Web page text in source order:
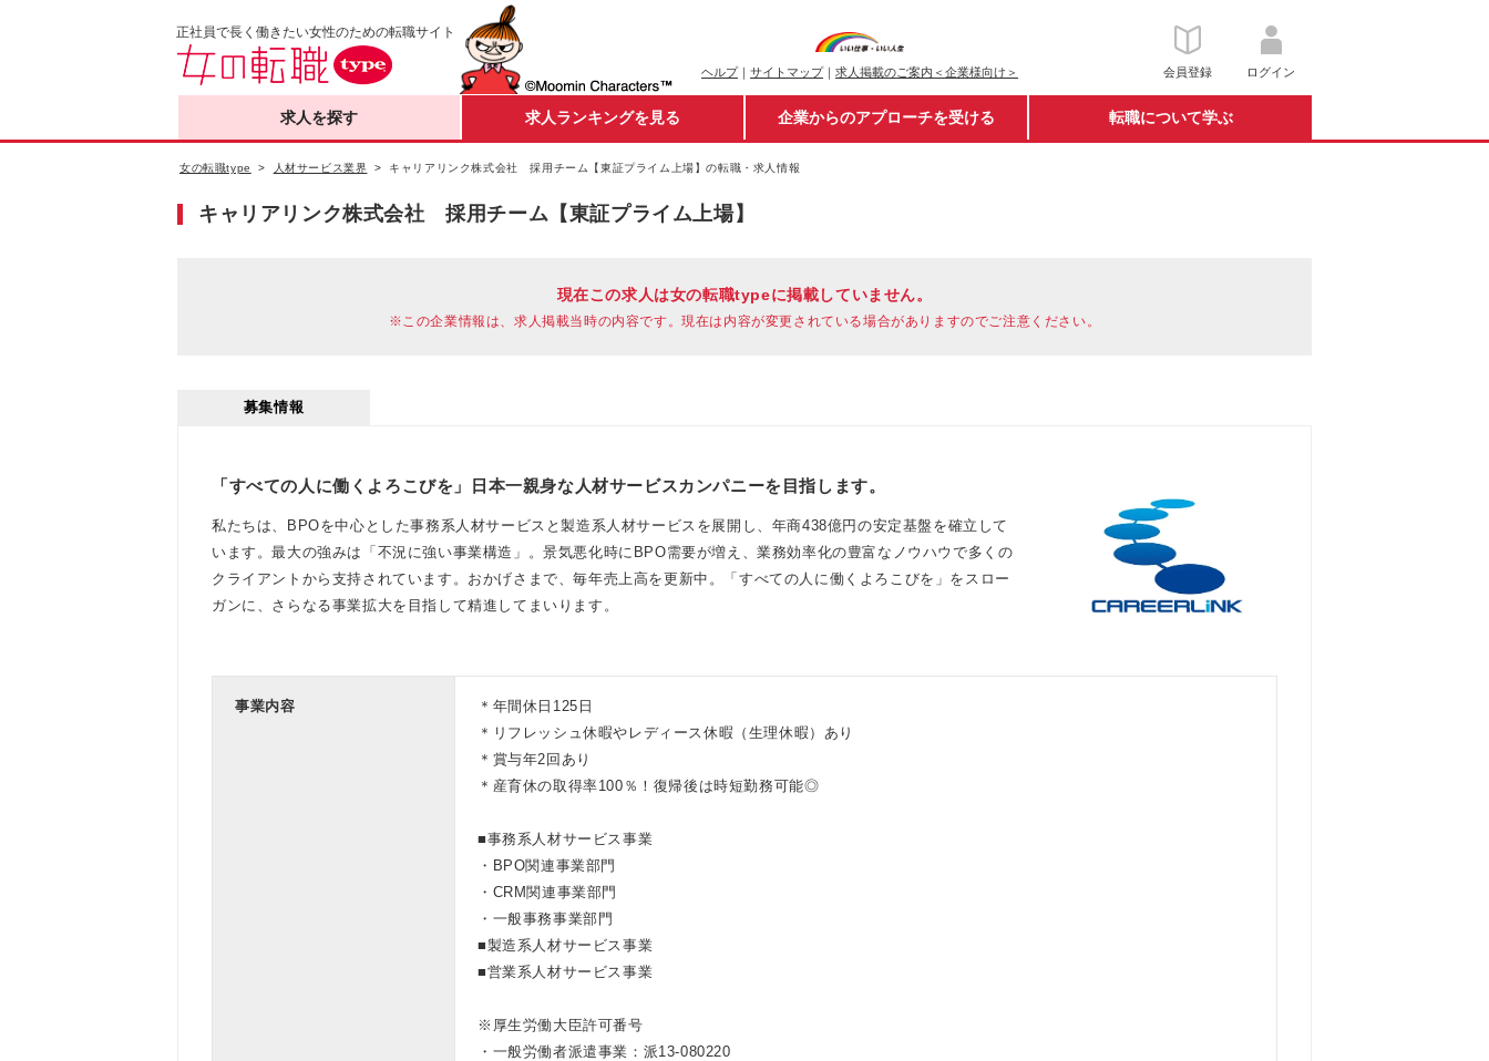
正社員で長く働きたい女性のための転職サイト
ヘルプ｜ サイトマップ｜ 求人掲載のご案内＜企業様向け＞ 会員登録 ログイン
求人を探す 求人ランキングを見る 企業からのアプローチを受ける 転職について学ぶ
女の転職type 人材サービス業界 キャリアリンク株式会社 採用チーム【東証プライム上場】の転職・求人情報
キャリアリンク株式会社 採用チーム【東証プライム上場】
現在この求人は女の転職typeに掲載していません。
※この企業情報は、求人掲載当時の内容です。現在は内容が変更されている場合がありますのでご注意ください。
募集情報
「すべての人に働くよろこびを」日本一親身な人材サービスカンパニーを目指します。
私たちは、BPOを中心とした事務系人材サービスと製造系人材サービスを展開し、年商438億円の安定基盤を確立して
います。最大の強みは「不況に強い事業構造」。景気悪化時にBPO需要が増え、業務効率化の豊富なノウハウで多くの
クライアントから支持されています。おかげさまで、毎年売上高を更新中。「すべての人に働くよろこびを」をスロー
ガンに、さらなる事業拡大を目指して精進してまいります。
事業内容
＊年間休日125日
＊リフレッシュ休暇やレディース休暇（生理休暇）あり
＊賞与年2回あり
＊産育休の取得率100％！復帰後は時短勤務可能◎
■事務系人材サービス事業
・BPO関連事業部門
・CRM関連事業部門
・一般事務事業部門
■製造系人材サービス事業
■営業系人材サービス事業
※厚生労働大臣許可番号
・一般労働者派遣事業：派13-080220